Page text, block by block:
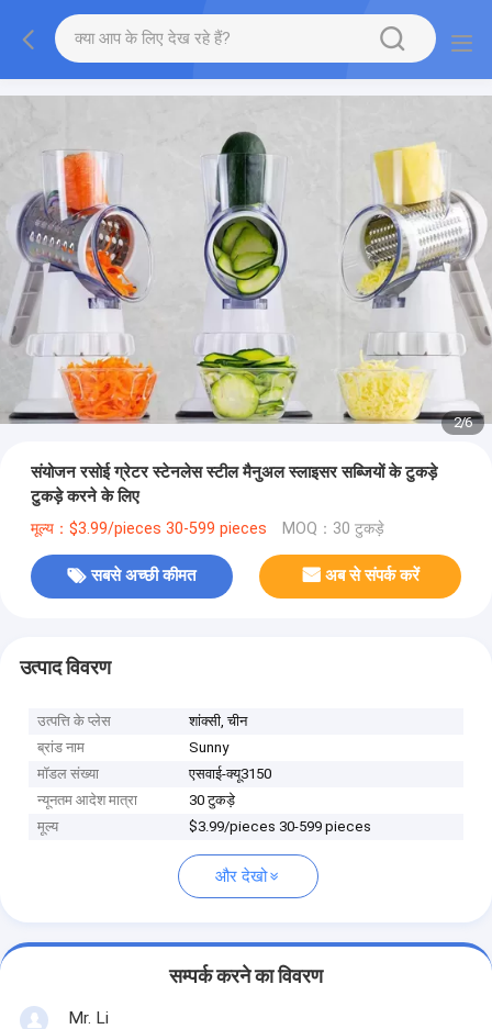
2/6
संयोजन रसोई ग्रेटर स्टेनलेस स्टील मैनुअल स्लाइसर सब्जियों के टुकड़े
टुकड़े करने के लिए
मूल्य：$3.99/pieces 30-599 pieces MOQ：30 टुकड़े
सबसे अच्छी कीमत अब से संपर्क करें
उत्पाद विवरण
उत्पत्ति के प्लेस
शांक्सी, चीन
ब्रांड नाम
Sunny
मॉडल संख्या
एसवाई-क्यू3150
न्यूनतम आदेश मात्रा
30 टुकड़े
मूल्य
$3.99/pieces 30-599 pieces
और देखो
सम्पर्क करने का विवरण
Mr. Li